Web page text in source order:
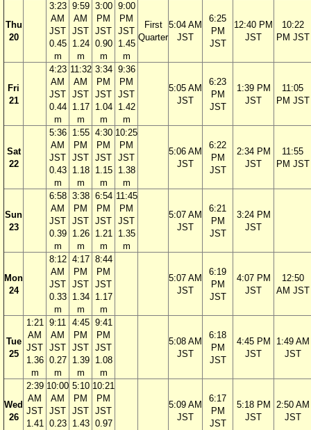
Thu
20
3:23
AM
JST
0.45
m
9:59
AM
JST
1.24
m
3:00
PM
JST
0.90
m
9:00
PM
JST
1.45
m
First
Quarter
5:04 AM
JST
6:25
PM
JST
12:40 PM
JST
10:22
PM JST
Fri
21
4:23
AM
JST
0.44
m
11:32
AM
JST
1.17
m
3:34
PM
JST
1.04
m
9:36
PM
JST
1.42
m
5:05 AM
JST
6:23
PM
JST
1:39 PM
JST
11:05
PM JST
Sat
22
5:36
AM
JST
0.43
m
1:55
PM
JST
1.18
m
4:30
PM
JST
1.15
m
10:25
PM
JST
1.38
m
5:06 AM
JST
6:22
PM
JST
2:34 PM
JST
11:55
PM JST
Sun
23
6:58
AM
JST
0.39
m
3:38
PM
JST
1.26
m
6:54
PM
JST
1.21
m
11:45
PM
JST
1.35
m
5:07 AM
JST
6:21
PM
JST
3:24 PM
JST
Mon
24
8:12
AM
JST
0.33
m
4:17
PM
JST
1.34
m
8:44
PM
JST
1.17
m
5:07 AM
JST
6:19
PM
JST
4:07 PM
JST
12:50
AM JST
Tue
25
1:21
AM
JST
1.36
m
9:11
AM
JST
0.27
m
4:45
PM
JST
1.39
m
9:41
PM
JST
1.08
m
5:08 AM
JST
6:18
PM
JST
4:45 PM
JST
1:49 AM
JST
Wed
26
2:39
AM
JST
1.41
10:00
AM
JST
0.23
5:10
PM
JST
1.43
10:21
PM
JST
0.97
5:09 AM
JST
6:17
PM
JST
5:18 PM
JST
2:50 AM
JST